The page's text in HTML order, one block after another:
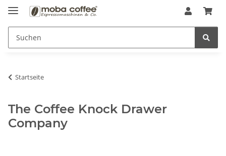
Startseite
The Coffee Knock Drawer
Company